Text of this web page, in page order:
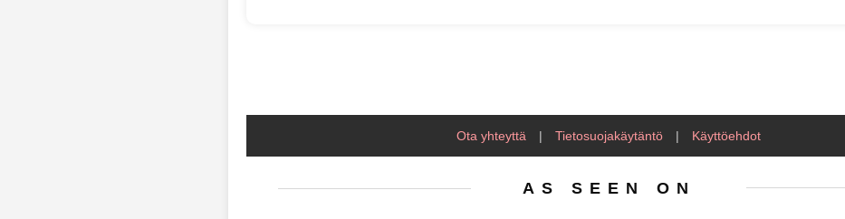
Ota yhteyttä | Tietosuojakäytäntö | Käyttöehdot
AS SEEN ON